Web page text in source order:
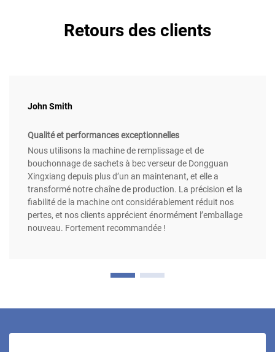
Retours des clients
John Smith
Qualité et performances exceptionnelles
Nous utilisons la machine de remplissage et de
bouchonnage de sachets à bec verseur de Dongguan
Xingxiang depuis plus d’un an maintenant, et elle a
transformé notre chaîne de production. La précision et la
fiabilité de la machine ont considérablement réduit nos
pertes, et nos clients apprécient énormément l’emballage
nouveau. Fortement recommandée !